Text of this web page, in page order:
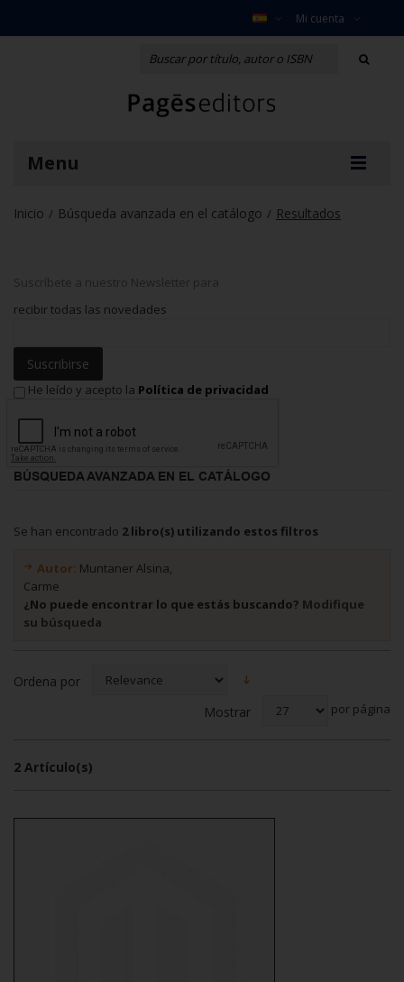
Mi cuenta
Menu
Inicio / Búsqueda avanzada en el catálogo / Resultados
Suscríbete a nuestro Newsletter para
recibir todas las novedades
Suscribirse
He leído y acepto la Política de privacidad
BÚSQUEDA AVANZADA EN EL CATÁLOGO
Se han encontrado 2 libro(s) utilizando estos filtros
Autor: Muntaner Alsina,
Carme
¿No puede encontrar lo que estás buscando? Modifique
su búsqueda
Ordena por
Mostrar
por página
2 Artículo(s)